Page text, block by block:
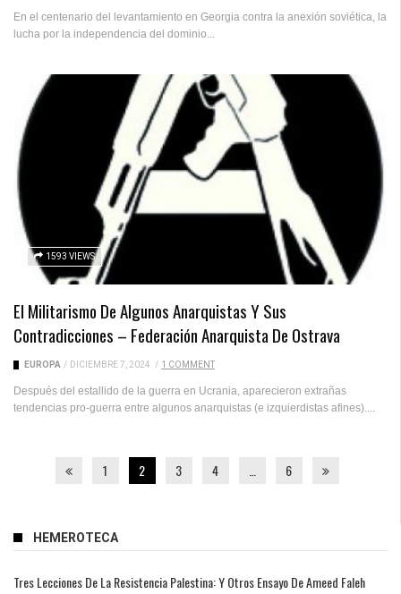
En el centenario del levantamiento en Georgia contra la anexión soviética, la
lucha por la independencia del dominio...
1593 VIEWS
El Militarismo De Algunos Anarquistas Y Sus
Contradicciones – Federación Anarquista De Ostrava
EUROPA / DICIEMBRE 7, 2024 / 1 COMMENT
Después del estallido de la guerra en Ucrania, aparecieron extrañas
tendencias pro-guerra entre algunos anarquistas (e izquierdistas afines)....
1 2 3 4 6
HEMEROTECA
Tres Lecciones De La Resistencia Palestina: Y Otros Ensayo De Ameed Faleh